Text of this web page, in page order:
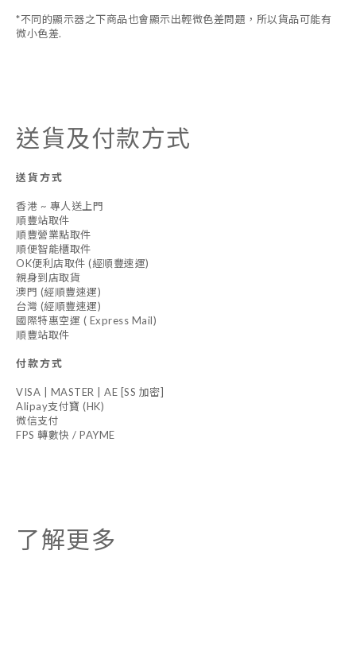
*不同的顯示器之下商品也會顯示出輕微色差問題，所以貨品可能有
微小色差.
送貨及付款方式
送貨方式
香港 ~ 專人送上門
順豐站取件
順豐營業點取件
順便智能櫃取件
OK便利店取件 (經順豐速運)
親身到店取貨
澳門 (經順豐速運)
台灣 (經順豐速運)
國際特惠空運 ( Express Mail)
順豐站取件
付款方式
VISA | MASTER | AE [SS 加密]
Alipay支付寶 (HK)
微信支付
FPS 轉數快 / PAYME
了解更多